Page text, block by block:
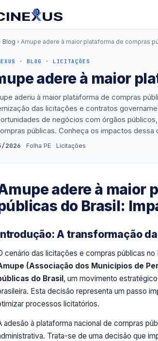
Blog › Amupe adere à maior plataforma de compras
· BLOG · LICITAÇÕES
adere à maior
aderiu à maior plataforma de compras
das licitações e contratos
de negócios com órgãos
públicas. Conheça os impactos
2026 · Folha PE · Licitações
adere à maior
do Brasil:
A transformação
cenário das licitações e compras públicas
(Associação dos Municípios de
do Brasil, um movimento
Esta decisão representa um passo
processos licitatórios.
adesão à plataforma nacional de compras
Trata-se de uma decisão que